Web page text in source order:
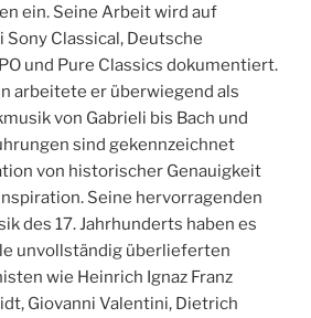
ein. Seine Arbeit wird auf
Sony Classical, Deutsche
und Pure Classics dokumentiert.
arbeitete er überwiegend als
von Gabrieli bis Bach und
sind gekennzeichnet
von historischer Genauigkeit
Seine hervorragenden
des 17. Jahrhunderts haben es
unvollständig überlieferten
wie Heinrich Ignaz Franz
Giovanni Valentini, Dietrich